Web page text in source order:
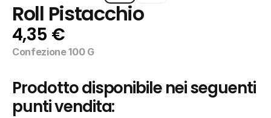
Roll Pistacchio
4,35 €
Confezione 100 G
Prodotto disponibile nei seguenti
punti vendita: